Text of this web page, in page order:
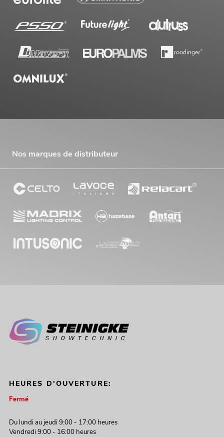
Nos marques de distributeur
HEURES D'OUVERTURE:
Fermé
Du lundi au jeudi 9:00 - 17:00 heures
Vendredi 9:00 - 16:00 heures